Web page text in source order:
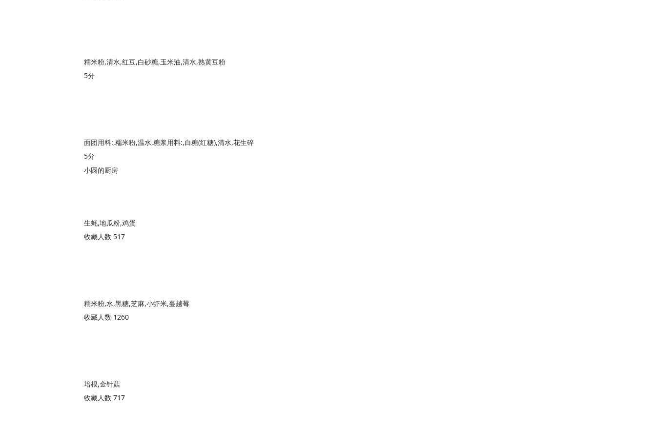
糯米粉,清水,红豆,白砂糖,玉米油,清水,熟黄豆粉
5分
面团用料:,糯米粉,温水,糖浆用料:,白糖(红糖),清水,花生碎
5分
小圆的厨房
生蚝,地瓜粉,鸡蛋
收藏人数 517
糯米粉,水,黑糖,芝麻,小虾米,蔓越莓
收藏人数 1260
培根,金针菇
收藏人数 717